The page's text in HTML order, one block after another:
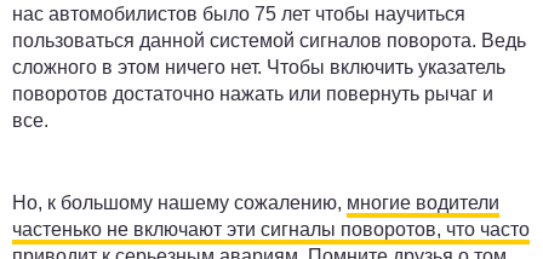
нас автомобилистов было 75 лет чтобы научиться
пользоваться данной системой сигналов поворота. Ведь
сложного в этом ничего нет. Чтобы включить указатель
поворотов достаточно нажать или повернуть рычаг и
все.
Но, к большому нашему сожалению, многие водители
частенько не включают эти сигналы поворотов, что часто